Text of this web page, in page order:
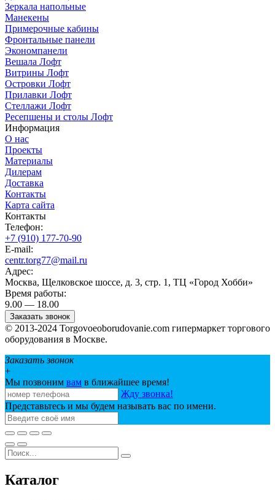
Зеркала напольные
Манекены
Примерочные кабины
Фронтальные панели
Экономпанели
Вешала Лофт
Витрины Лофт
Островки Лофт
Прилавки Лофт
Стеллажи Лофт
Ресепшены и столы Лофт
Информация
О нас
Проекты
Материалы
Дилерам
Доставка
Контакты
Карта сайта
Контакты
Телефон:
+7 (910) 177-70-90
E-mail:
centr.torg77@mail.ru
Адрес:
Москва, Щелковское шоссе, д. 3, стр. 1, ТЦ «Город Хобби»
Время работы:
9.00 — 18.00
Заказать звонок
© 2013-2024 Torgovoeoborudovanie.com гипермаркет торгового
оборудования в Москве.
Заказать звонок
+
Мы позвоним вам в ближайшее время!
Жду звонка!
Представьтесь и мы будем называть вас по имени.
Каталог